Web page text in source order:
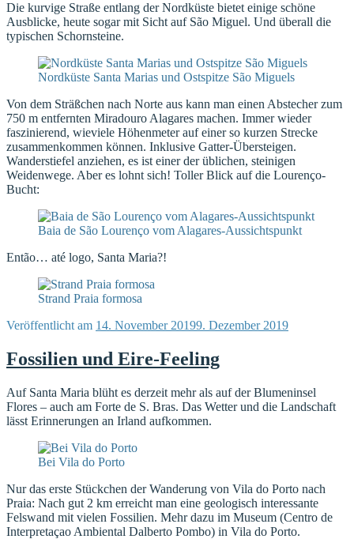
Die kurvige Straße entlang der Nordküste bietet einige schöne
Ausblicke, heute sogar mit Sicht auf São Miguel. Und überall die
typischen Schornsteine.
Nordküste Santa Marias und Ostspitze São Miguels
Von dem Sträßchen nach Norte aus kann man einen Abstecher zum
750 m entfernten Miradouro Alagares machen. Immer wieder
faszinierend, wieviele Höhenmeter auf einer so kurzen Strecke
zusammenkommen können. Inklusive Gatter-Übersteigen.
Wanderstiefel anziehen, es ist einer der üblichen, steinigen
Weidenwege. Aber es lohnt sich! Toller Blick auf die Lourenço-
Bucht:
Baia de São Lourenço vom Alagares-Aussichtspunkt
Então… até logo, Santa Maria?!
Strand Praia formosa
Veröffentlicht am 14. November 20199. Dezember 2019
Fossilien und Eire-Feeling
Auf Santa Maria blüht es derzeit mehr als auf der Blumeninsel
Flores – auch am Forte de S. Bras. Das Wetter und die Landschaft
lässt Erinnerungen an Irland aufkommen.
Bei Vila do Porto
Nur das erste Stückchen der Wanderung von Vila do Porto nach
Praia: Nach gut 2 km erreicht man eine geologisch interessante
Felswand mit vielen Fossilien. Mehr dazu im Museum (Centro de
Interpretaçao Ambiental Dalberto Pombo) in Vila do Porto.